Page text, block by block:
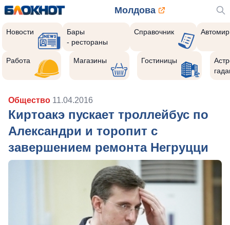
Молдова
Новости
Бары
- рестораны
Справочник Автомир
Работа Магазины Гостиницы
Общество 11.04.2016
Киртоакэ пускает троллейбус по
Александри и торопит с
завершением ремонта Негруцци